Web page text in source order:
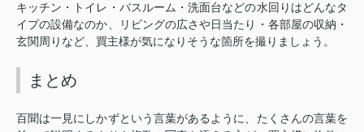
キッチン・トイレ・バスルーム・洗面台などの水回りはどんなタ
イプの設備なのか、リビングの広さや日当たり・各部屋の収納・
玄関周りなど、買主様が気になりそうな箇所を撮りましょう。
まとめ
百聞は一見にしかずという言葉があるように、たくさんの言葉を